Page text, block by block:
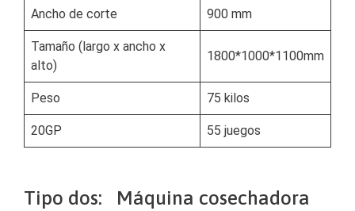
Ancho de corte 900 mm
Tamaño (largo x ancho x
alto)
1800*1000*1100mm
Peso 75 kilos
20GP 55 juegos
Tipo dos: Máquina cosechadora